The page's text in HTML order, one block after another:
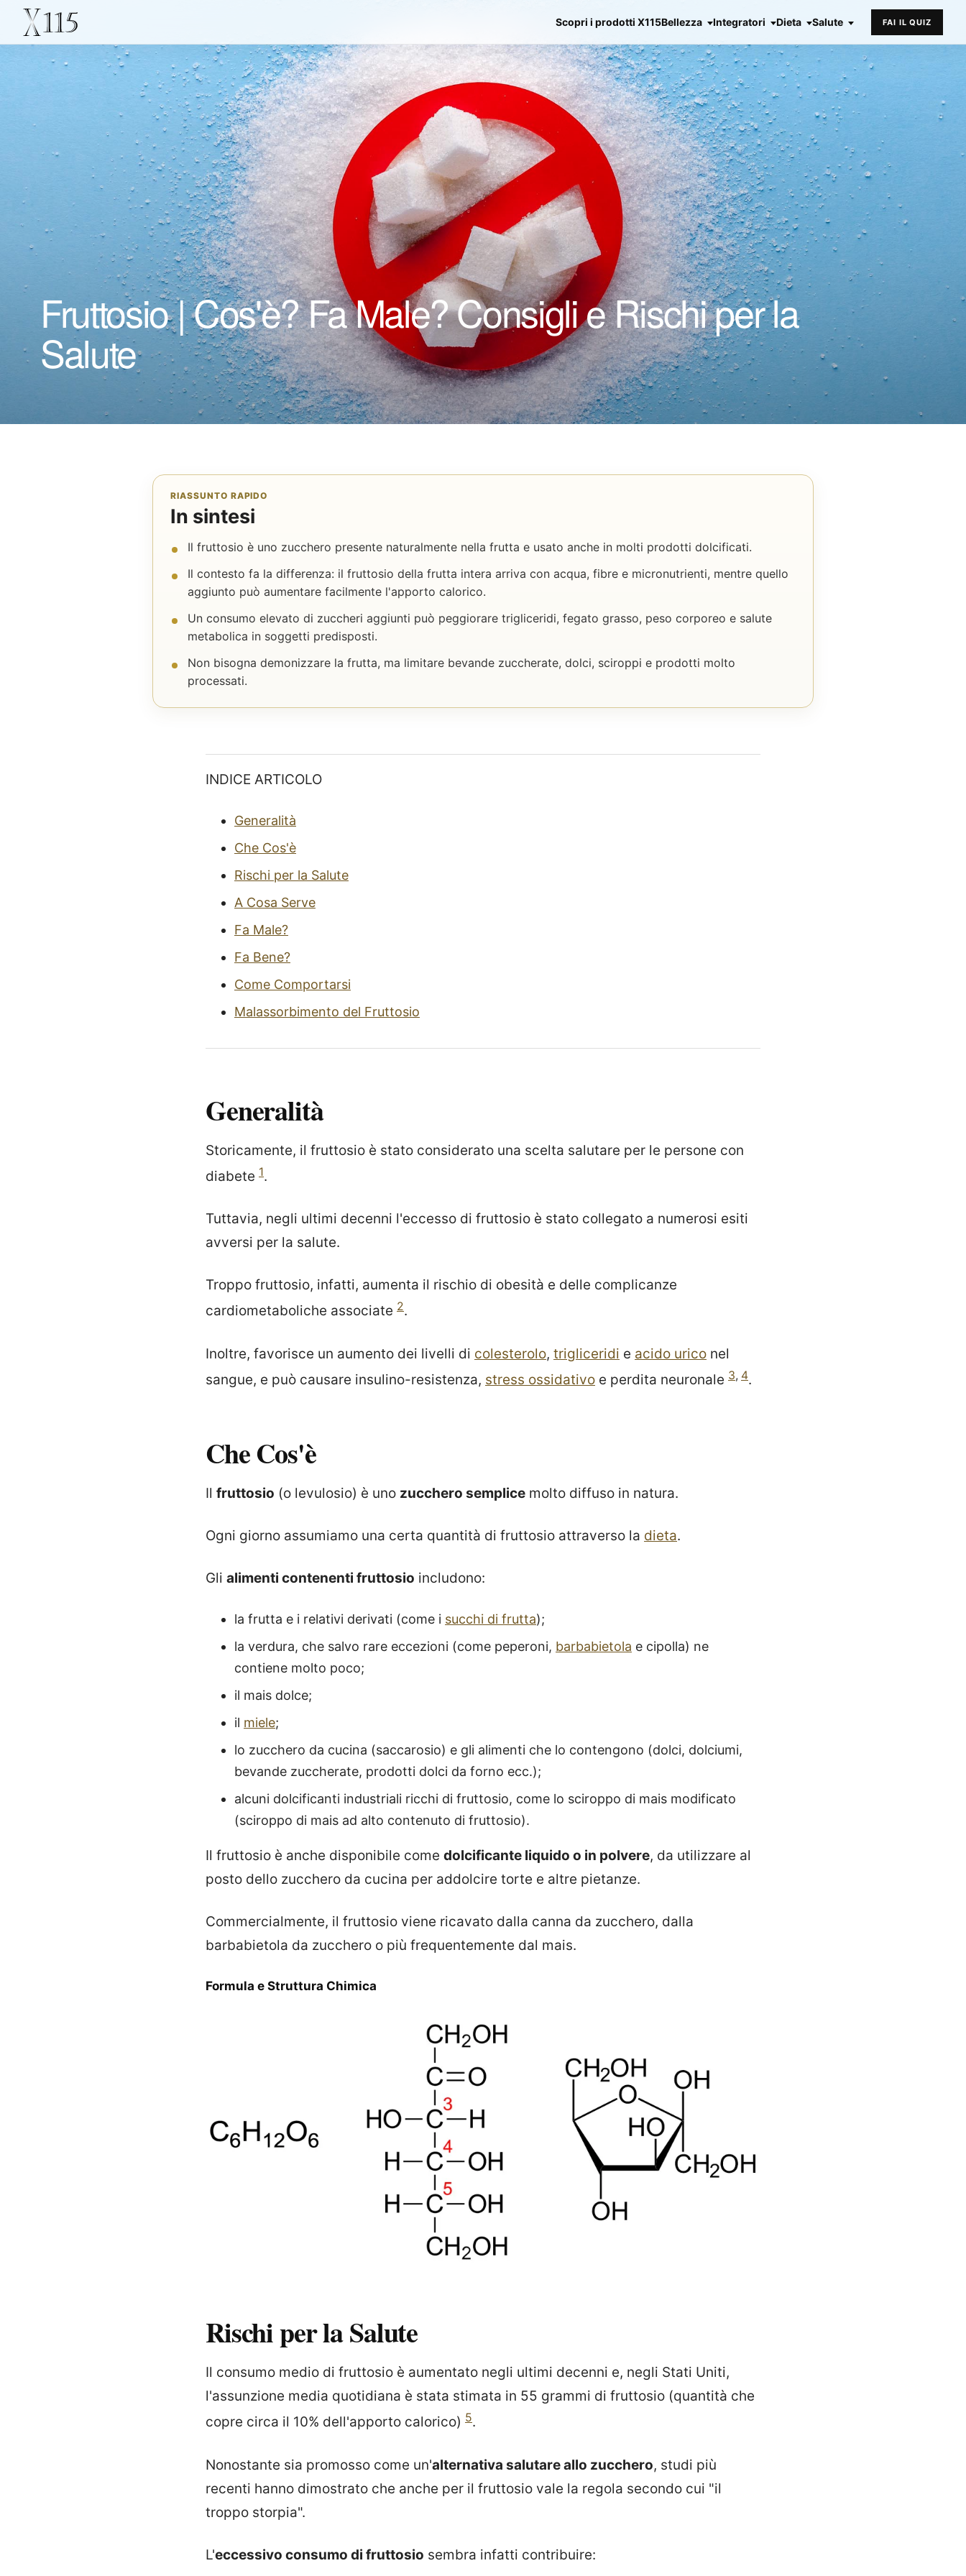
Scopri i prodotti X115Bellezza Integratori Dieta Salute FAI IL QUIZ
Fruttosio | Cos'è? Fa Male? Consigli e Rischi per la
Salute
RIASSUNTO RAPIDO
In sintesi
Il fruttosio è uno zucchero presente naturalmente nella frutta e usato anche in molti prodotti dolcificati.
Il contesto fa la differenza: il fruttosio della frutta intera arriva con acqua, fibre e micronutrienti, mentre quello
aggiunto può aumentare facilmente l'apporto calorico.
Un consumo elevato di zuccheri aggiunti può peggiorare trigliceridi, fegato grasso, peso corporeo e salute
metabolica in soggetti predisposti.
Non bisogna demonizzare la frutta, ma limitare bevande zuccherate, dolci, sciroppi e prodotti molto
processati.
INDICE ARTICOLO
Generalità
Che Cos'è
Rischi per la Salute
A Cosa Serve
Fa Male?
Fa Bene?
Come Comportarsi
Malassorbimento del Fruttosio
Generalità
Storicamente, il fruttosio è stato considerato una scelta salutare per le persone con
diabete 1.
Tuttavia, negli ultimi decenni l'eccesso di fruttosio è stato collegato a numerosi esiti
avversi per la salute.
Troppo fruttosio, infatti, aumenta il rischio di obesità e delle complicanze
cardiometaboliche associate 2.
Inoltre, favorisce un aumento dei livelli di colesterolo, trigliceridi e acido urico nel
sangue, e può causare insulino-resistenza, stress ossidativo e perdita neuronale 3, 4.
Che Cos'è
Il fruttosio (o levulosio) è uno zucchero semplice molto diffuso in natura.
Ogni giorno assumiamo una certa quantità di fruttosio attraverso la dieta.
Gli alimenti contenenti fruttosio includono:
la frutta e i relativi derivati (come i succhi di frutta);
la verdura, che salvo rare eccezioni (come peperoni, barbabietola e cipolla) ne
contiene molto poco;
il mais dolce;
il miele;
lo zucchero da cucina (saccarosio) e gli alimenti che lo contengono (dolci, dolciumi,
bevande zuccherate, prodotti dolci da forno ecc.);
alcuni dolcificanti industriali ricchi di fruttosio, come lo sciroppo di mais modificato
(sciroppo di mais ad alto contenuto di fruttosio).
Il fruttosio è anche disponibile come dolcificante liquido o in polvere, da utilizzare al
posto dello zucchero da cucina per addolcire torte e altre pietanze.
Commercialmente, il fruttosio viene ricavato dalla canna da zucchero, dalla
barbabietola da zucchero o più frequentemente dal mais.
Formula e Struttura Chimica
Rischi per la Salute
Il consumo medio di fruttosio è aumentato negli ultimi decenni e, negli Stati Uniti,
l'assunzione media quotidiana è stata stimata in 55 grammi di fruttosio (quantità che
copre circa il 10% dell'apporto calorico) 5.
Nonostante sia promosso come un'alternativa salutare allo zucchero, studi più
recenti hanno dimostrato che anche per il fruttosio vale la regola secondo cui "il
troppo storpia".
L'eccessivo consumo di fruttosio sembra infatti contribuire: